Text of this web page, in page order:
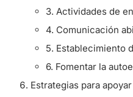
3. Actividades de
4. Comunicación
5. Establecimiento
6. Fomentar la
Estrategias para